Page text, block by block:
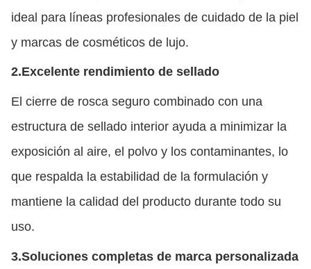
ideal para líneas profesionales de cuidado de la piel
y marcas de cosméticos de lujo.
2.Excelente rendimiento de sellado
El cierre de rosca seguro combinado con una
estructura de sellado interior ayuda a minimizar la
exposición al aire, el polvo y los contaminantes, lo
que respalda la estabilidad de la formulación y
mantiene la calidad del producto durante todo su
uso.
3.Soluciones completas de marca personalizada